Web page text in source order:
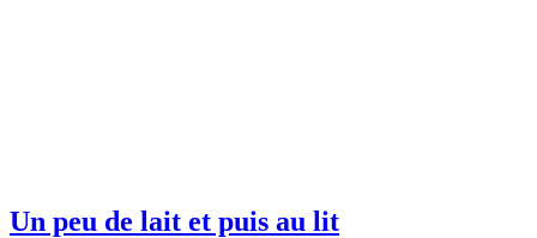
Un peu de lait et puis au lit